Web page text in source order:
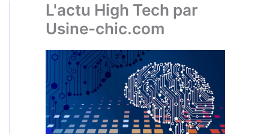
L'actu High Tech par
Usine-chic.com